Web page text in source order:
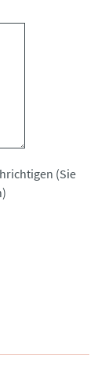
(Sie